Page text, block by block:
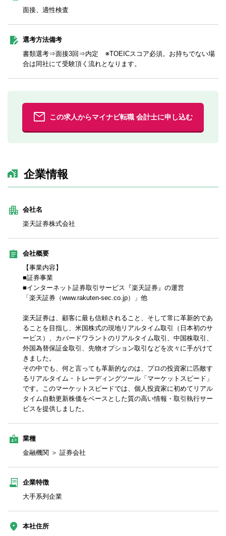
面接、適性検査
選考方法備考
書類選考⇒面接3回⇒内定 ※TOEICスコア必須。お持ちでない場
合は同社にて受験頂く流れとなります。
この求人からマイナビ転職 会計士に申し込む
企業情報
会社名
楽天証券株式会社
会社概要
【事業内容】
■証券事業
■インターネット証券取引サービス『楽天証券』の運営
「楽天証券（www.rakuten-sec.co.jp）」他
楽天証券は、顧客に最も信頼されること、そして常に革新的であ
ることを目指し、米国株式の現地リアルタイム取引（日本初のサ
ービス）、カバードワラントのリアルタイム取引、中国株取引、
外国為替保証金取引、先物オプション取引などを次々に手がけて
きました。
その中でも、何と言っても革新的なのは、プロの投資家に匹敵す
るリアルタイム・トレーディングツール「マーケットスピード」
です。このマーケットスピードでは、個人投資家に初めてリアル
タイム自動更新株価をベースとした質の高い情報・取引執行サー
ビスを提供しました。
業種
金融機関 ＞ 証券会社
企業特徴
大手系列企業
本社住所